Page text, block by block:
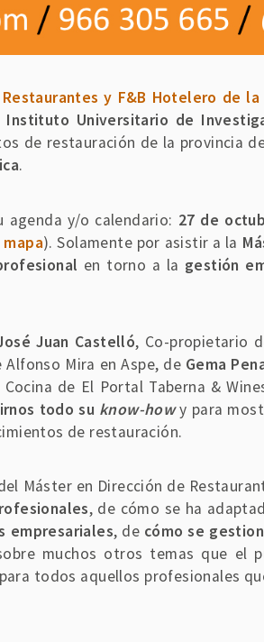
y F&B Hotelero de
Instituto Universitario de
de restauración de la provincia
.
y/o calendario: 27 de
). Solamente por asistir a la
en torno a la gestión
Juan Castelló, Co-propietario
Mira en Aspe, de Gema
de El Portal Taberna &
todo su know-howy para
de restauración.
Máster en Dirección de
, de cómo se ha
empresariales, de cómo se
muchos otros temas que el
todos aquellos profesionales